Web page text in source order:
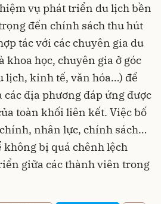
vụ phát triển du lịch bền
đến chính sách thu hút
tác với các chuyên gia du
khoa học, chuyên gia ở góc
lịch, kinh tế, văn hóa…) để
các địa phương đáp ứng được
toàn khối liên kết. Việc bố
nhân lực, chính sách…
bị quá chênh lệch
giữa các thành viên trong